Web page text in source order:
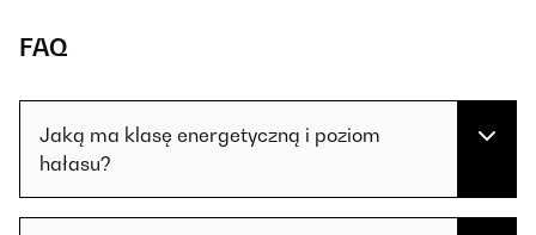
FAQ
Jaką ma klasę energetyczną i poziom
hałasu?